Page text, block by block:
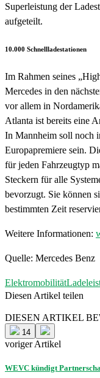
Superleistung der
aufgeteilt.
10.000 Schnellladestationen
Im Rahmen seines
Mercedes in den
vor allem in
Atlanta ist bereits eine
In Mannheim soll noch
Europapremiere sein.
für jeden Fahrzeugtyp
Steckern für alle
bevorzugt. Sie können
bestimmten Zeit
Weitere Informationen:
Quelle: Mercedes Benz
Elektromobilität
Diesen Artikel teilen
DIESEN ARTIKEL
14
voriger Artikel
WEVC kündigt